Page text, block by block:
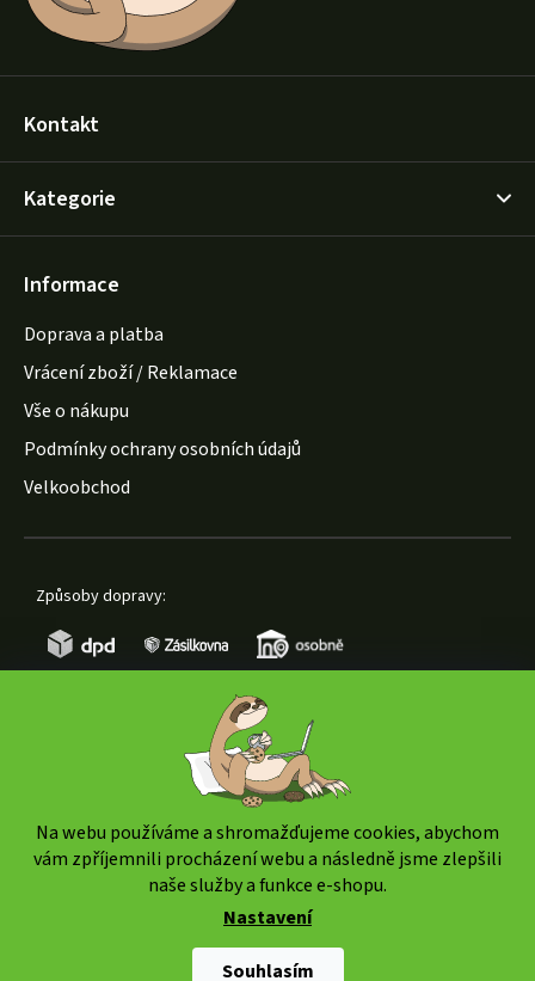
Na webu používáme a shromažďujeme cookies, abychom
vám zpříjemnili procházení webu a následně jsme zlepšili
naše služby a funkce e-shopu.
Nastavení
Souhlasím
Kontakt
Kategorie
Informace
Doprava a platba
Vrácení zboží / Reklamace
Vše o nákupu
Podmínky ochrany osobních údajů
Velkoobchod
Způsoby dopravy:
www.weedshop.cz
vyhrazena.
Upravit nastavení cookies